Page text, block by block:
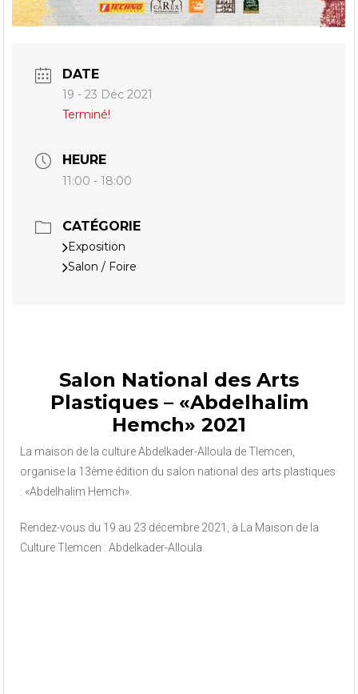
DATE
19 - 23 Déc 2021
Terminé!
HEURE
11:00 - 18:00
CATÉGORIE
Exposition
Salon / Foire
Salon National des Arts
Plastiques – «Abdelhalim
Hemch» 2021
La maison de la culture Abdelkader-Alloula de Tlemcen,
organise la 13ème édition du salon national des arts plastiques
: «Abdelhalim Hemch».
Rendez-vous du 19 au 23 décembre 2021, à La Maison de la
Culture Tlemcen : Abdelkader-Alloula.